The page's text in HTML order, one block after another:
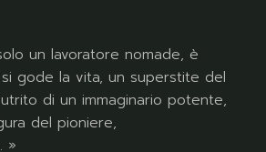
un lavoratore nomade, è
gode la vita, un superstite del
di un immaginario potente,
del pioniere,
»